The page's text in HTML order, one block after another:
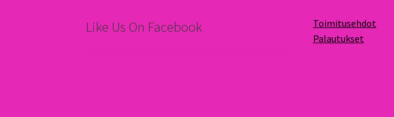
Like Us On Facebook
Toimitusehdot
Palautukset